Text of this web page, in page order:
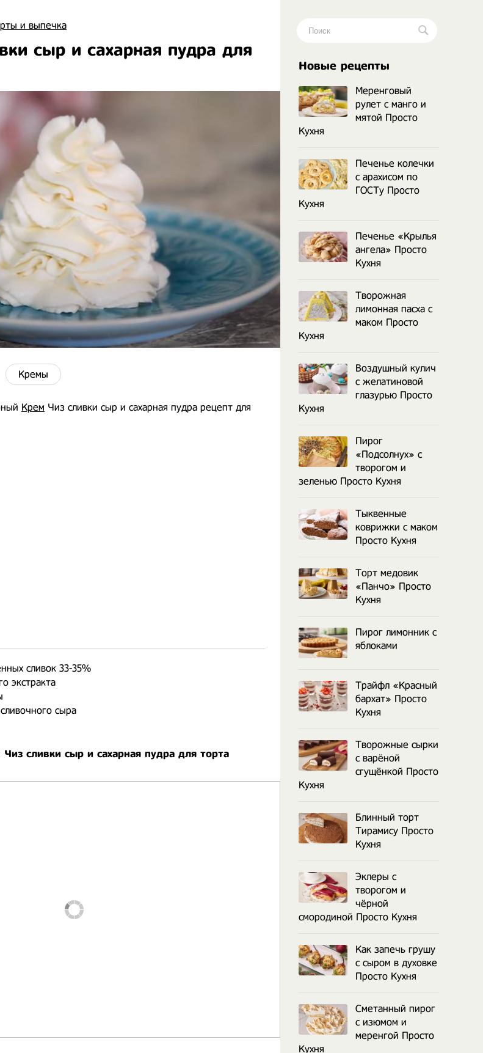
и выпечка
сыр и сахарная пудра для
Кремы
Крем Чиз сливки сыр и сахарная пудра рецепт для
сливок 33-35%
экстракта
сыра
сливки сыр и сахарная пудра для торта
Новые рецепты
Меренговый
рулет с манго и
мятой Просто
Кухня
Печенье колечки
с арахисом по
ГОСТу Просто
Кухня
Печенье «Крылья
ангела» Просто
Кухня
Творожная
лимонная пасха с
маком Просто
Кухня
Воздушный кулич
с желатиновой
глазурью Просто
Кухня
Пирог
«Подсолнух» с
творогом и
зеленью Просто Кухня
Тыквенные
коврижки с маком
Просто Кухня
Торт медовик
«Панчо» Просто
Кухня
Пирог лимонник с
яблоками
Трайфл «Красный
бархат» Просто
Кухня
Творожные сырки
с варёной
сгущёнкой Просто
Кухня
Блинный торт
Тирамису Просто
Кухня
Эклеры с
творогом и
чёрной
смородиной Просто Кухня
Как запечь грушу
с сыром в духовке
Просто Кухня
Сметанный пирог
с изюмом и
меренгой Просто
Кухня